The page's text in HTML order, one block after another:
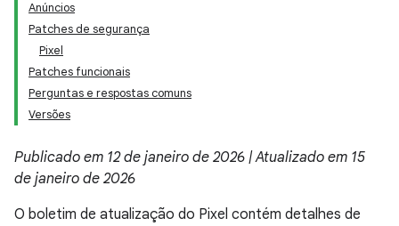
Anúncios
Patches de segurança
Pixel
Patches funcionais
Perguntas e respostas comuns
Versões
Publicado em 12 de janeiro de 2026 | Atualizado em 15
de janeiro de 2026
O boletim de atualização do Pixel contém detalhes de